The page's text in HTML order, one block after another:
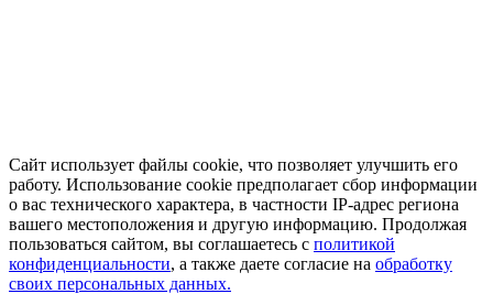
Сайт использует файлы cookie, что позволяет улучшить его
работу. Использование cookie предполагает сбор информации
о вас технического характера, в частности IP-адрес региона
вашего местоположения и другую информацию. Продолжая
пользоваться сайтом, вы соглашаетесь с политикой
конфиденциальности, а также даете согласие на обработку
своих персональных данных.